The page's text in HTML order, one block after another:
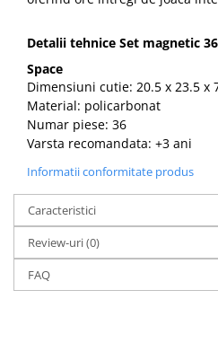
Detalii tehnice Set magnetic
Space
Dimensiuni cutie: 20.5 x 23.5 x
Material: policarbonat
Numar piese: 36
Varsta recomandata: +3 ani
Informatii conformitate produs
Caracteristici
Review-uri(0)
FAQ